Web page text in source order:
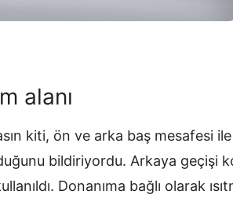
alanı
kiti, ön ve arka baş mesafesi ile
bildiriyordu. Arkaya geçişi
Donanıma bağlı olarak